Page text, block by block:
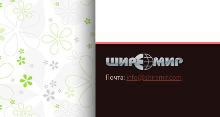
Почта: info@shiremir.com